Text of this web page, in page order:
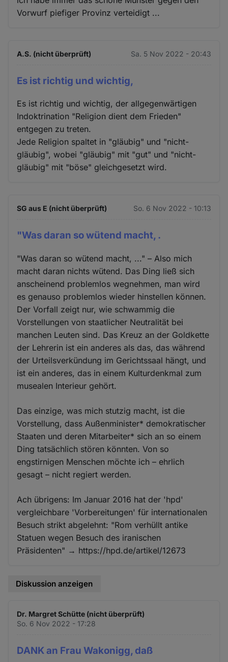
Vorwurf piefiger Provinz verteidigt ...
A.S. (nicht überprüft) Sa. 5 Nov 2022 - 20:43
Es ist richtig und wichtig,
Es ist richtig und wichtig, der allgegenwärtigen
Indoktrination "Religion dient dem Frieden"
entgegen zu treten.
Jede Religion spaltet in "gläubig" und "nicht-
gläubig", wobei "gläubig" mit "gut" und "nicht-
gläubig" mit "böse" gleichgesetzt wird.
SG aus E (nicht überprüft) So. 6 Nov 2022 - 10:13
"Was daran so wütend macht, .
"Was daran so wütend macht, ..." – Also mich
macht daran nichts wütend. Das Ding ließ sich
anscheinend problemlos wegnehmen, man wird
es genauso problemlos wieder hinstellen können.
Der Vorfall zeigt nur, wie schwammig die
Vorstellungen von staatlicher Neutralität bei
manchen Leuten sind. Das Kreuz an der Goldkette
der Lehrerin ist ein anderes als das, das während
der Urteilsverkündung im Gerichtssaal hängt, und
ist ein anderes, das in einem Kulturdenkmal zum
musealen Interieur gehört.
Das einzige, was mich stutzig macht, ist die
Vorstellung, dass Außenminister* demokratischer
Staaten und deren Mitarbeiter* sich an so einem
Ding tatsächlich stören könnten. Von so
engstirnigen Menschen möchte ich – ehrlich
gesagt – nicht regiert werden.
Ach übrigens: Im Januar 2016 hat der 'hpd'
vergleichbare 'Vorbereitungen' für internationalen
Besuch strikt abgelehnt: "Rom verhüllt antike
Statuen wegen Besuch des iranischen
Präsidenten" → https://hpd.de/artikel/12673
Diskussion anzeigen
Dr. Margret Schütte (nicht überprüft)
So. 6 Nov 2022 - 17:28
DANK an Frau Wakonigg, daß